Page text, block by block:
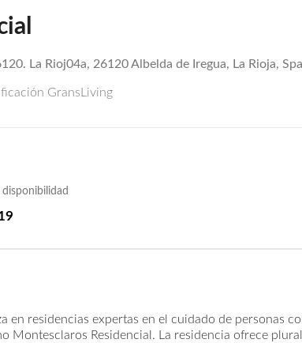
La Rioj04a, 26120 Albelda de Iregua, La Rioja,
GransLiving
en residencias expertas en el cuidado de personas
Montesclaros Residencial. La residencia ofrece